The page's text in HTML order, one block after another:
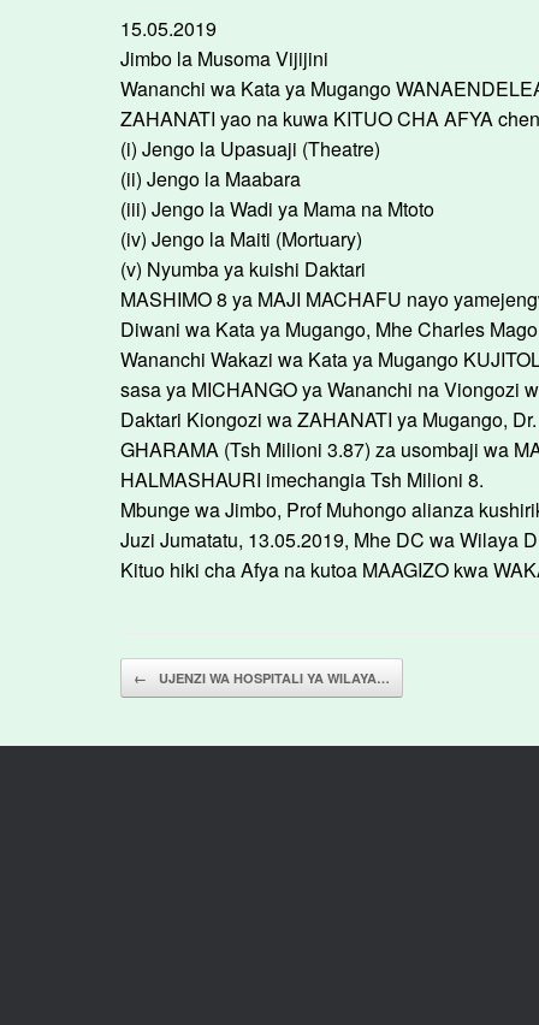
15.05.2019
Jimbo la Musoma Vijijini
Wananchi wa Kata ya Mugango
ZAHANATI yao na kuwa KITUO CHA AFYA
(i) Jengo la Upasuaji (Theatre)
(ii) Jengo la Maabara
(iii) Jengo la Wadi ya Mama na Mtoto
(iv) Jengo la Maiti (Mortuary)
(v) Nyumba ya kuishi Daktari
MASHIMO 8 ya MAJI MACHAFU nayo
Diwani wa Kata ya Mugango, Mhe Charles
Wananchi Wakazi wa Kata ya Mugango
sasa ya MICHANGO ya Wananchi na Viongozi
Daktari Kiongozi wa ZAHANATI ya Mugango,
GHARAMA (Tsh Milioni 3.87) za usombaji wa
HALMASHAURI imechangia Tsh Milioni 8.
Mbunge wa Jimbo, Prof Muhongo alianza
Juzi Jumatatu, 13.05.2019, Mhe DC wa Wilaya
Kituo hiki cha Afya na kutoa MAAGIZO kwa
Post navigation
← UJENZI WA HOSPITALI YA WILAYA…